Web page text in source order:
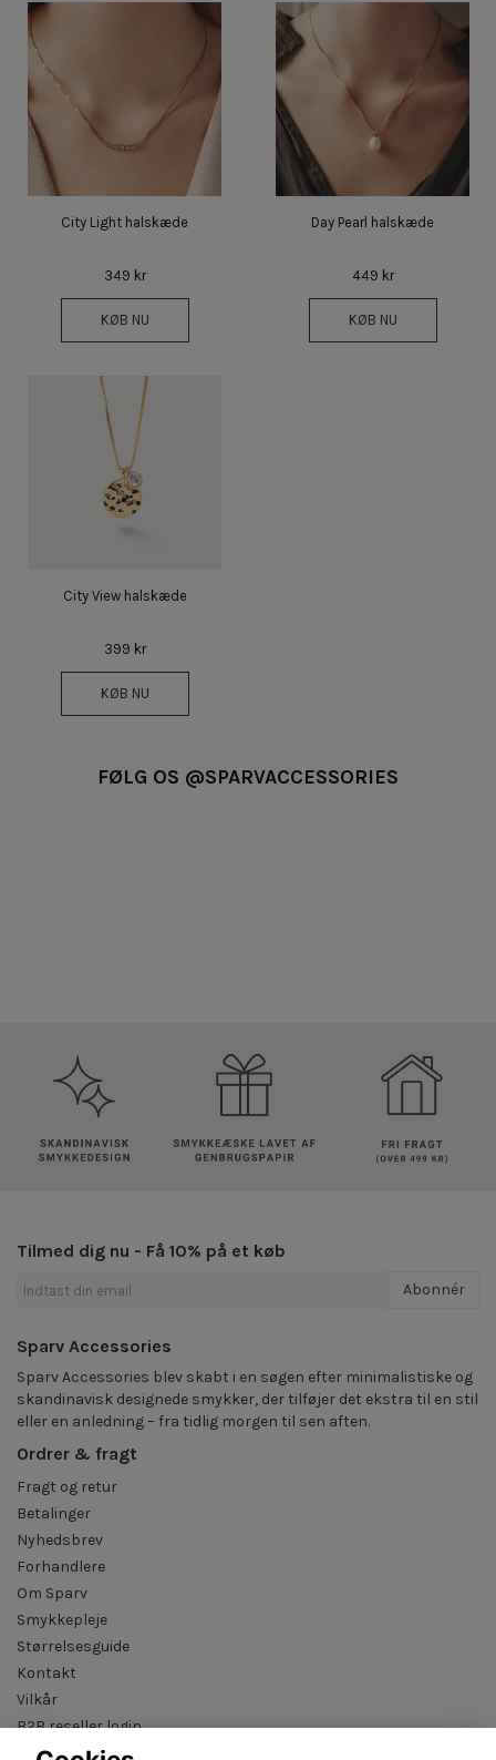
City Light halskæde
349 kr
KØB NU
Day Pearl halskæde
449 kr
KØB NU
City View halskæde
399 kr
KØB NU
FØLG OS @SPARVACCESSORIES
Tilmed dig nu - Få 10% på et køb
Abonnér
Sparv Accessories
Sparv Accessories blev skabt i en søgen efter minimalistiske og
skandinavisk designede smykker, der tilføjer det ekstra til en stil
eller en anledning – fra tidlig morgen til sen aften.
Ordrer & fragt
Fragt og retur
Betalinger
Nyhedsbrev
Forhandlere
Om Sparv
Smykkepleje
Størrelsesguide
Kontakt
Vilkår
B2B reseller login